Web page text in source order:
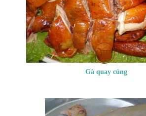
Gà quay cúng